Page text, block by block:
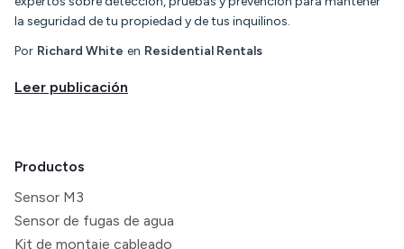
la seguridad de tu propiedad y de tus inquilinos.
Por Richard White en Residential Rentals
Leer publicación
Productos
Sensor M3
Sensor de fugas de agua
Kit de montaje cableado